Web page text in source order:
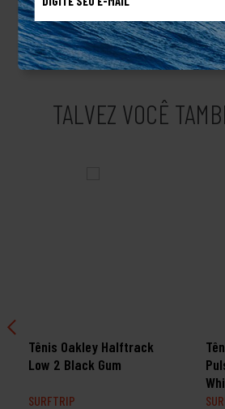
performance é uma das características
Oakley.Produto Original.
TALVEZ VOCÊ
Tênis Oakley Halftrack
Low 2 Black Gum
SURFTRIP